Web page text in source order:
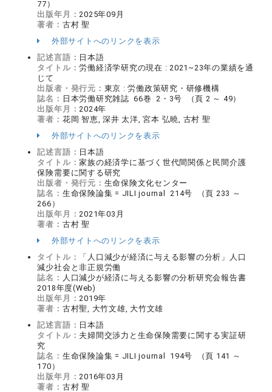
77）
出版年月：2025年09月
著者： 古村 聖
外部サイトへのリンクを表示
記述言語： 日本語
タイトル：労働経済学研究の現在 : 2021~23年の業績を通
じて
出版者・発行元： 東京 : 労働政策研究・研修機構
誌名： 日本労働研究雑誌 66巻 2・3号 （頁 2 ～ 49）
出版年月：2024年
著者： 花岡 智恵, 深井 太洋, 宮本 弘曉, 古村 聖
外部サイトへのリンクを表示
記述言語： 日本語
タイトル：家族の経済学に基づく世代間関係と民間介護
保険需要に関する研究
出版者・発行元： 生命保険文化センター
誌名： 生命保険論集 = JILI journal 214号 （頁 233 ～
266）
出版年月：2021年03月
著者： 古村 聖
外部サイトへのリンクを表示
タイトル：
「人口減少が経済に与える影響の分析」人口
減少社会と非正規労働
誌名： 人口減少が経済に与える影響の分析研究会報告書
2018年度(Web)
出版年月：2019年
著者： 古村聖, 大竹文雄, 大竹文雄
記述言語： 日本語
タイトル： 夫婦間交渉力と生命保険需要に関する実証研
究
誌名： 生命保険論集 = JILI journal 194号 （頁 141 ～
170）
出版年月：2016年03月
著者： 古村 聖